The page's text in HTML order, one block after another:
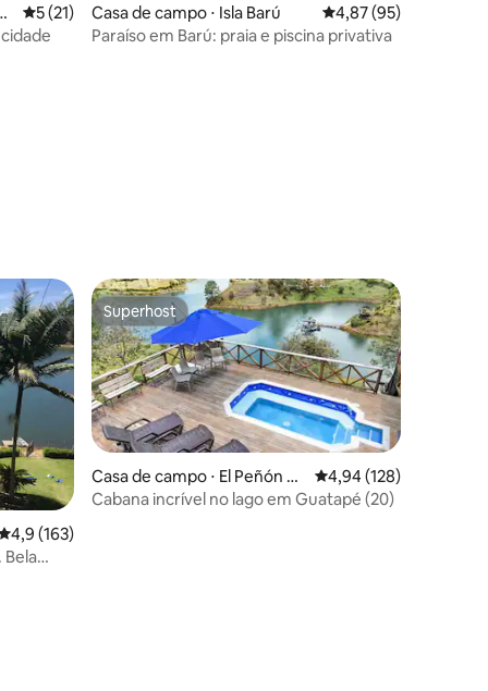
5 de uma avaliação média de 5, 21 avaliações
5 (21)
Casa de campo ⋅ Isla Barú 4,87 de uma
4,87 (95)
Paraíso em Barú: praia e piscina privativa
de uma avaliação média de 5, 163 avaliações
4,9 (163)
Bela
Superhost
Superhost
Casa de campo ⋅ El Peñón de
Guatapé
4,94 de uma avaliação
4,94 (128)
Cabana incrível no lago em Guatapé (20)